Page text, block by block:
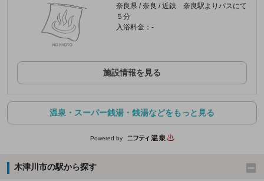
奈良県 / 奈良 / 近鉄 奈良駅よりバスにて
５分
入浴料金：-
施設情報を見る
温泉・スーパー銭湯・銭湯などをもっと見る
Powered by
木津川市の駅から探す